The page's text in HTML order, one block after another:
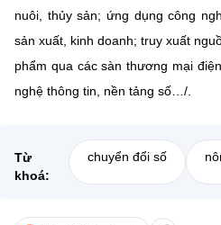
nuôi, thủy sản; ứng dụng công
sản xuất, kinh doanh; truy xuất
phẩm qua các sàn thương mại
nghệ thông tin, nền tảng số…/.
Từ
khoá:
chuyển đổi số